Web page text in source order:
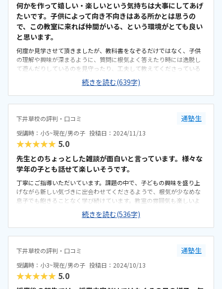
何かを作って嬉しい・楽しいという気持ちは大事にしてあげ
たいです。子供によって向き不向きはある所かとは思うの
で、この教室に来れば仲間がいる、という環境がとても良い
と思います。
何度か見学させて頂きましたが、教科書をなぞるだけではなく、子供
の理解や興味が深まるように、質問に根気よく答えたり時には逸脱し
て遊んだりしているのを見守ったり、工夫して教えてくださっている
様子が伺えました。大好きなマイクラでモチベーションは高く始めた
ものの、段々トーンダウンしてしまったのは残念でした。苦労した割
には、プログラミングなしでブロックを置いた方が早いのに、みたい
な気持ちがあるのではと想像します。初級なので致し方なしかもです
すので安全面も問題ありません。駅・バス停からも近いので何かあれ
ば公共交通を使える安心感もあります。駐輪スペースがもう少しある
と助かりますが、今のところ問題ございません。建物はかなり古い印
象ですが、教室内は清潔ですし雰囲気は大変良いと思います。教室で
の過ごし方も、良い意味で緩く他の人の画面を覗き込みに行って、そ
んなの作れるのかと刺激を受けたり遊んだりしながら課題もこなして
マイクラコースなので、教室でしかプログラミングができませんし、
家でもある程度できれば良いのですが。先生がその場で質問に答えて
くれること、同じプログラミングに取り組む子供たちが隣にいるこ
と、その環境が他では代えがたいと思っています。先生の人数が不足
しているのか、質問したい事があったのに時間が来て聞けないまま帰
ってしまった他の生徒さんを見かけました。
続きを読む(639字)
下井草校の評判・口コミ 通塾生
受講時：小5~現在/男の子 投稿日：2024/11/13
★★★★★ 5.0
先生とのちょっとした雑談が面白いと言っています。様々な
学年の子とも話せて楽しいそうです。
丁寧にご指導いただいています。課題の中で、子どもの興味を盛り上
げながら新しい気づきに出会わせてくださるようで、根気が少なめな
息子でも飽きることなく学び続けています。教室の雰囲気も楽しいよ
うで、本人は習い事というより居心地の良いサークルのような感覚で
もあるようです。可能な限り末永く通わせたいと考えています。テキス
トは明快なビジュアルです。見やすくわかりやすいです。パソコンは貸
し出してくださるので、テキストとボールペンのみ持参しています。
最初だけ、どのビルか迷いました。駅からの道はまっすぐで歩きやす
いです。会議室のようなシンプルなスペースです。教室のあるビルの階
段は少し狭く急です。少人数で手厚い指導です。一回90分と長めで、
充実の内容です。個別の進度なのも安心で、親子ともに満足していま
続きを読む(536字)
下井草校の評判・口コミ 通塾生
受講時：小3~現在/男の子 投稿日：2024/10/13
★★★★★ 5.0